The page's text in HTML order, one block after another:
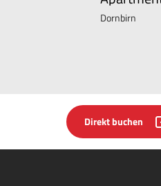
Dornbirn
Direkt buchen